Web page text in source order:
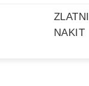
ZLATNI
NAKIT